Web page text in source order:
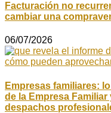
Facturación no
cambiar una
06/07/2026
Empresas familiares:
de la Empresa
despachos